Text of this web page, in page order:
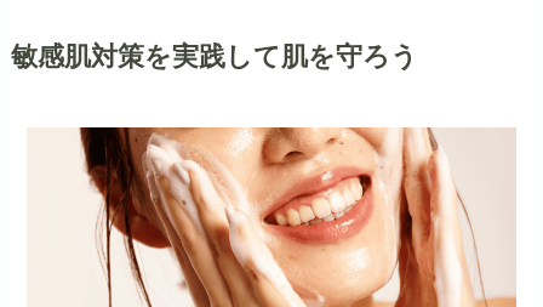
敏感肌対策を実践して肌を守ろう